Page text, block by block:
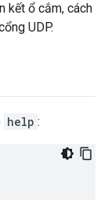
kết ổ cắm, cách
UDP.
help :